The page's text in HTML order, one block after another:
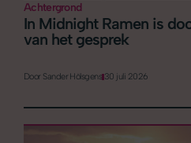
Achtergrond
In Midnight Ramen is
van het gesprek
Door Sander Hölsgens 30 juli 2026